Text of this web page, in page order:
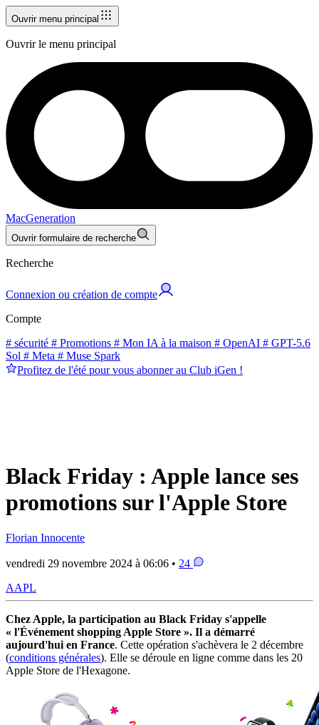
Ouvrir menu principal
Ouvrir le menu principal
MacGeneration
Ouvrir formulaire de recherche
Recherche
Connexion ou création de compte
Compte
# sécurité # Promotions # Mon IA à la maison # OpenAI # GPT-5.6
Sol # Meta # Muse Spark
Profitez de l'été pour vous abonner au Club iGen !
Black Friday : Apple lance ses
promotions sur l'Apple Store
Florian Innocente
vendredi 29 novembre 2024 à 06:06 • 24
AAPL
Chez Apple, la participation au Black Friday s'appelle
« l'Événement shopping Apple Store ». Il a démarré
aujourd'hui en France. Cette opération s'achèvera le 2 décembre
(conditions générales). Elle se déroule en ligne comme dans les 20
Apple Store de l'Hexagone.